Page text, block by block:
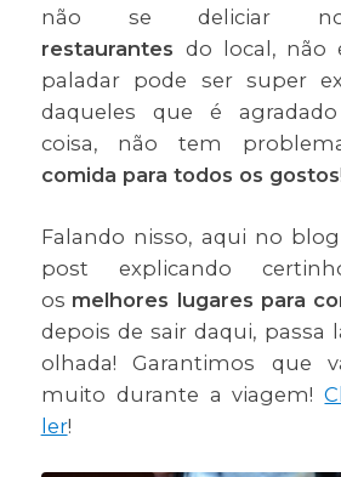
não se deliciar
restaurantes do local, não
paladar pode ser super
daqueles que é
coisa, não tem
comida para todos os gostos!
Falando nisso, aqui no
post explicando
os melhores lugares para
depois de sair daqui, passa
olhada! Garantimos que
muito durante a viagem!
ler!